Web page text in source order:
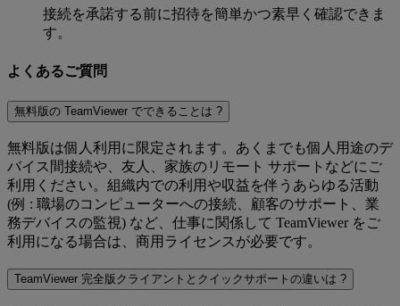
接続を承諾する前に招待を簡単かつ素早く確認できま
す。
よくあるご質問
無料版の TeamViewer でできることは ?
無料版は個人利用に限定されます。あくまでも個人用途のデ
バイス間接続や、友人、家族のリモート サポートなどにご
利用ください。組織内での利用や収益を伴うあらゆる活動
(例 : 職場のコンピューターへの接続、顧客のサポート、業
務デバイスの監視) など、仕事に関係して TeamViewer をご
利用になる場合は、商用ライセンスが必要です。
TeamViewer 完全版クライアントとクイックサポートの違いは ?